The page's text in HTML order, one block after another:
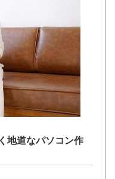
地道なパソコン作